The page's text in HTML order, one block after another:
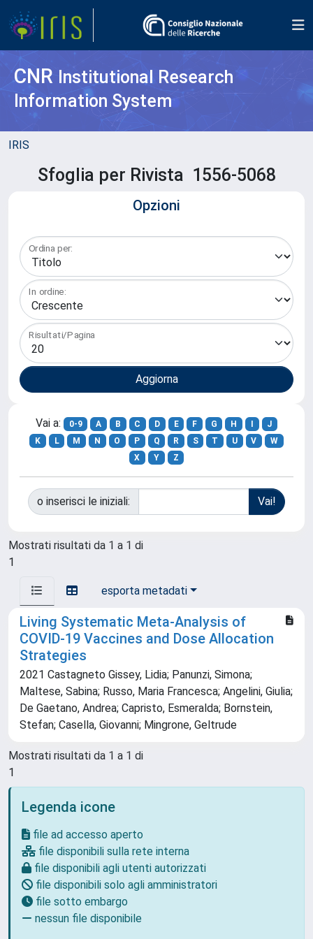
CNR Institutional Research
Information System
IRIS
Sfoglia per Rivista 1556-5068
Opzioni
Ordina per:
In ordine:
Risultati/Pagina
Vai a: 0-9 A B C D E F G H
J
K
L M N O P Q R S T U V
W
X
Y Z
o inserisci le iniziali:
Mostrati risultati da 1 a 1 di
1
esporta metadati
Living Systematic Meta-Analysis of
COVID-19 Vaccines and Dose Allocation
Strategies
2021 Castagneto Gissey, Lidia; Panunzi, Simona;
Maltese, Sabina; Russo, Maria Francesca; Angelini, Giulia;
De Gaetano, Andrea; Capristo, Esmeralda; Bornstein,
Stefan; Casella, Giovanni; Mingrone, Geltrude
Mostrati risultati da 1 a 1 di
1
Legenda icone
file ad accesso aperto
file disponibili sulla rete interna
file disponibili agli utenti autorizzati
file disponibili solo agli amministratori
file sotto embargo
nessun file disponibile